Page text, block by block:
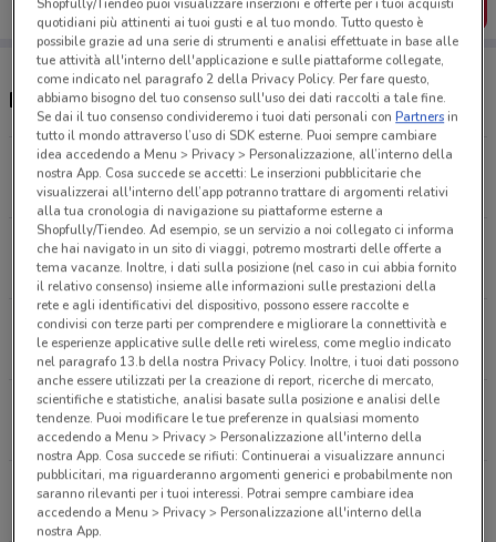
SCARICA L’APP
Negozi Echo a Sanremo
Via G. Pascoli, 161 Sanremo
1.4 km
Via Panizzi, 12 Imperia
12 km
CORSO GENOVA, 13 A/B r. Ventimiglia
13.5 km
Via Argine Sinistro, 188 Imperia
22.1 km
Via Nazionale, 4 Imperia
22.6 km
quotidiani più attinenti ai tuoi gusti e al tuo mondo. Tutto questo è
possibile grazie ad una serie di strumenti e analisi effettuate in base alle
tue attività all'interno dell'applicazione e sulle piattaforme collegate,
come indicato nel paragrafo 2 della Privacy Policy. Per fare questo,
abbiamo bisogno del tuo consenso sull'uso dei dati raccolti a tale fine.
Se dai il tuo consenso condivideremo i tuoi dati personali conPartnersin
tutto il mondo attraverso l’uso di SDK esterne. Puoi sempre cambiare
idea accedendo a Menu > Privacy > Personalizzazione, all’interno della
nostra App. Cosa succede se accetti: Le inserzioni pubblicitarie che
visualizzerai all'interno dell’app potranno trattare di argomenti relativi
alla tua cronologia di navigazione su piattaforme esterne a
Shopfully/Tiendeo. Ad esempio, se un servizio a noi collegato ci informa
che hai navigato in un sito di viaggi, potremo mostrarti delle offerte a
tema vacanze. Inoltre, i dati sulla posizione (nel caso in cui abbia fornito
il relativo consenso) insieme alle informazioni sulle prestazioni della
rete e agli identificativi del dispositivo, possono essere raccolte e
condivisi con terze parti per comprendere e migliorare la connettività e
le esperienze applicative sulle delle reti wireless, come meglio indicato
nel paragrafo 13.b della nostra Privacy Policy. Inoltre, i tuoi dati possono
anche essere utilizzati per la creazione di report, ricerche di mercato,
scientifiche e statistiche, analisi basate sulla posizione e analisi delle
tendenze. Puoi modificare le tue preferenze in qualsiasi momento
accedendo a Menu > Privacy > Personalizzazione all'interno della
nostra App. Cosa succede se rifiuti: Continuerai a visualizzare annunci
pubblicitari, ma riguarderanno argomenti generici e probabilmente non
saranno rilevanti per i tuoi interessi. Potrai sempre cambiare idea
accedendo a Menu > Privacy > Personalizzazione all'interno della
nostra App.